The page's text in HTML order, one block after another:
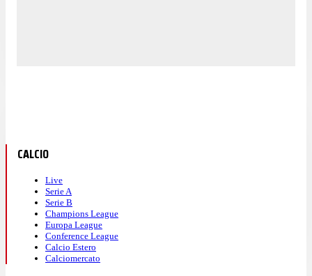
CALCIO
Live
Serie A
Serie B
Champions League
Europa League
Conference League
Calcio Estero
Calciomercato